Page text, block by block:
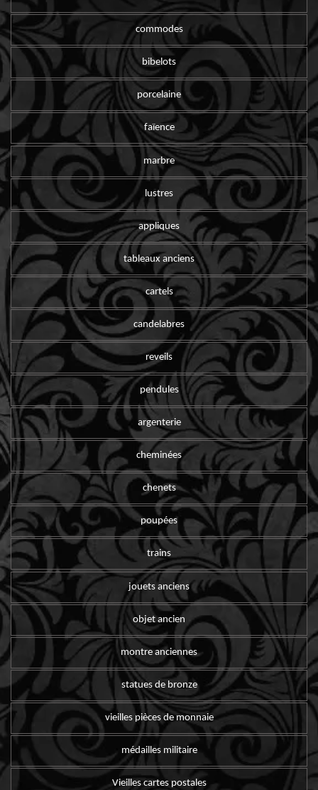
commodes
bibelots
porcelaine
faïence
marbre
lustres
appliques
tableaux anciens
cartels
candelabres
reveils
pendules
argenterie
cheminées
chenets
poupées
trains
jouets anciens
objet ancien
montre anciennes
statues de bronze
vieilles pièces de monnaie
médailles militaire
Vieilles cartes postales